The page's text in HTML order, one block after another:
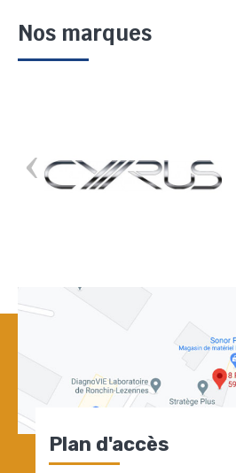
Nos marques
Plan d'accès